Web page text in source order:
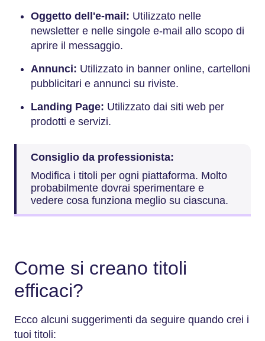
Oggetto dell'e-mail: Utilizzato nelle
newsletter e nelle singole e-mail allo scopo di
aprire il messaggio.
Annunci: Utilizzato in banner online, cartelloni
pubblicitari e annunci su riviste.
Landing Page: Utilizzato dai siti web per
prodotti e servizi.
Consiglio da professionista:
Modifica i titoli per ogni piattaforma. Molto
probabilmente dovrai sperimentare e
vedere cosa funziona meglio su ciascuna.
Come si creano titoli
efficaci?
Ecco alcuni suggerimenti da seguire quando crei i
tuoi titoli: